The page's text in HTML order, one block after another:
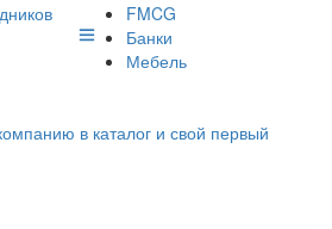
FMCG
Банки
Мебель
в каталог и свой первый